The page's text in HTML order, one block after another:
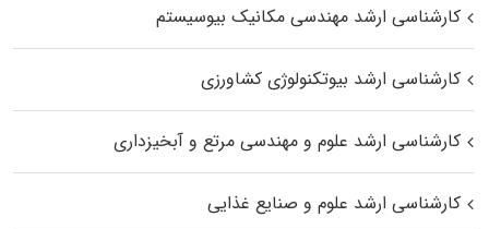
کارشناسی ارشد مهندسی مکانیک بیوسیستم
کارشناسی ارشد بیوتکنولوژی کشاورزی
کارشناسی ارشد علوم و مهندسی مرتع و آبخیزداری
کارشناسی ارشد علوم و صنایع غذایی